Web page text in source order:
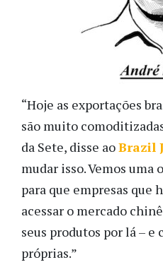
“Hoje as exportações
são muito
da Sete, disse aoBrazil
mudar isso. Vemos
para que empresas que
acessar o mercado
seus produtos por lá – e
próprias.”